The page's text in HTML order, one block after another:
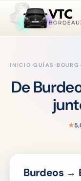
INICIO ›GUÍAS ›
De
★
Burdeos →